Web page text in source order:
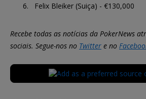
Felix Bleiker (Suiça) - €130,000
Recebe todas as notícias da PokerNews
sociais. Segue-nos no Twitter e no